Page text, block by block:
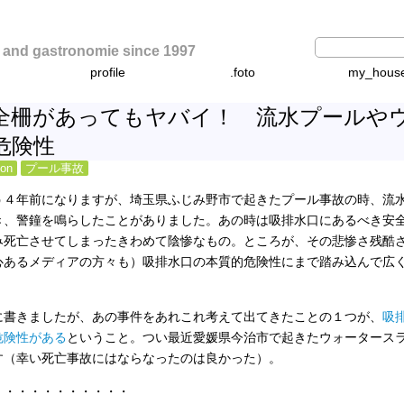
gastronomie since 1997
profile .foto
柵があってもヤバイ！ 流水プールや
険性
プール事故
４年前になりますが、埼玉県ふじみ野市で起きたプール事故の時、流
、警鐘を鳴らしたことがありました。あの時は吸排水口にあるべき安
死亡させてしまったきわめて陰惨なもの。ところが、その悲惨さ残酷
あるメディアの方々も）吸排水口の本質的危険性にまで踏み込んで広
書きましたが、あの事件をあれこれ考えて出てきたことの１つが、吸
険性があるということ。つい最近愛媛県今治市で起きたウォータース
（幸い死亡事故にはならなったのは良かった）。
・・・・・・・・・・